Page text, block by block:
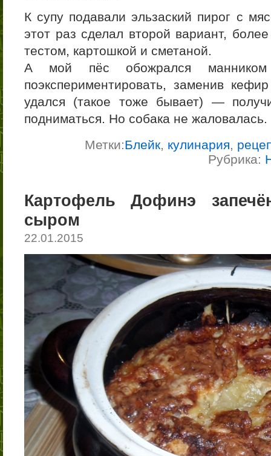
К супу подавали эльзаский пирог с
этот раз сделал второй вариант,
тестом, картошкой и сметаной.
А мой пёс обожрался
поэкспериментировать, заменив
удался (такое тоже бывает) —
подниматься. Но собака не жаловалась.
Метки:Блейк, кулинария,
Рубрика:
Картофель Дофинэ
сыром
22.01.2015